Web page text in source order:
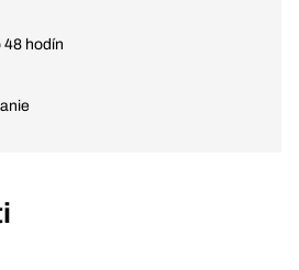
48 hodín